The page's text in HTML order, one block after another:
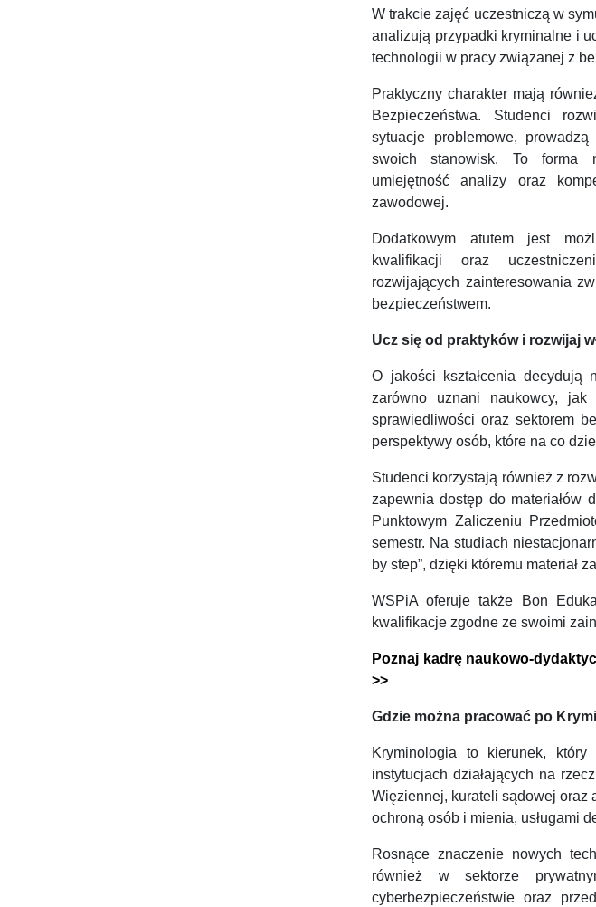
W trakcie zajęć uczestniczą w
analizują przypadki kryminalne i
technologii w pracy związanej z
Praktyczny charakter mają
Bezpieczeństwa. Studenci
sytuacje problemowe,
swoich stanowisk. To forma
umiejętność analizy oraz
zawodowej.
Dodatkowym atutem jest
kwalifikacji oraz
rozwijających zainteresowania
bezpieczeństwem.
Ucz się od praktyków i rozwijaj
O jakości kształcenia decydują
zarówno uznani naukowcy, jak
sprawiedliwości oraz sektorem
perspektywy osób, które na co
Studenci korzystają również z
zapewnia dostęp do materiałów
Punktowym Zaliczeniu
semestr. Na studiach
by step”, dzięki któremu materiał
WSPiA oferuje także Bon
kwalifikacje zgodne ze swoimi
Poznaj kadrę naukowo-
>>
Gdzie można pracować po
Kryminologia to kierunek,
instytucjach działających na
Więziennej, kurateli sądowej oraz
ochroną osób i mienia, usługami
Rosnące znaczenie nowych
również w sektorze
cyberbezpieczeństwie oraz